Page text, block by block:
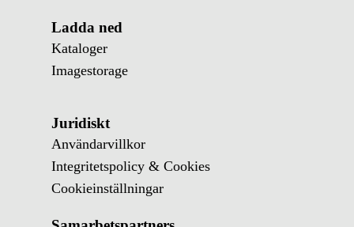
Ladda ned
Kataloger
Imagestorage
Juridiskt
Användarvillkor
Integritetspolicy & Cookies
Cookieinställningar